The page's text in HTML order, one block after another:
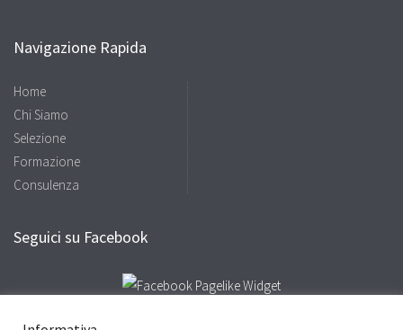
Navigazione Rapida
Home
Chi Siamo
Selezione
Formazione
Consulenza
Seguici su Facebook